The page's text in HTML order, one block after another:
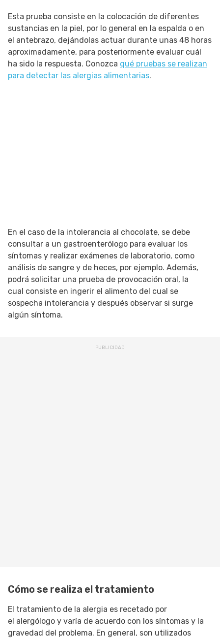
Esta prueba consiste en la colocación de diferentes
sustancias en la piel, por lo general en la espalda o en
el antebrazo, dejándolas actuar durante unas 48 horas
aproximadamente, para posteriormente evaluar cuál
ha sido la respuesta. Conozca qué pruebas se realizan
para detectar las alergias alimentarias.
En el caso de la intolerancia al chocolate, se debe
consultar a un gastroenterólogo para evaluar los
síntomas y realizar exámenes de laboratorio, como
análisis de sangre y de heces, por ejemplo. Además,
podrá solicitar una prueba de provocación oral, la
cual consiste en ingerir el alimento del cual se
sospecha intolerancia y después observar si surge
algún síntoma.
Cómo se realiza el tratamiento
El tratamiento de la alergia es recetado por
el alergólogo y varía de acuerdo con los síntomas y la
gravedad del problema. En general, son utilizados